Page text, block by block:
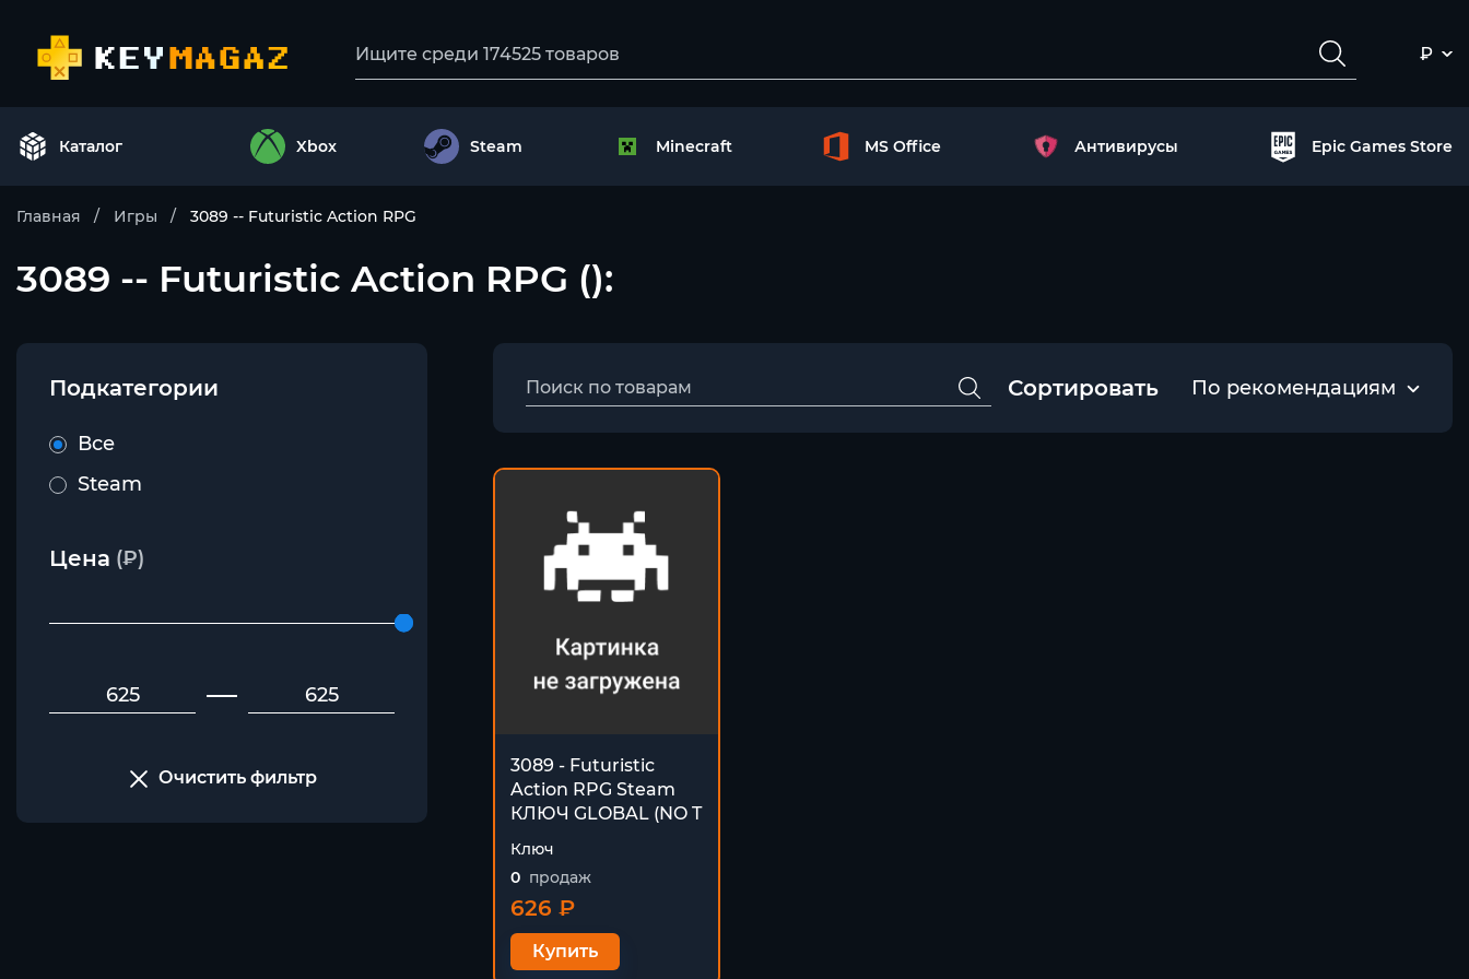
₽
Каталог Xbox Steam Minecraft MS Office Антивирусы Epic Games Store
Главная Игры 3089 -- Futuristic Action RPG
3089 -- Futuristic Action RPG ():
Подкатегории
Все
Steam
Цена (₽)
Очистить фильтр
Сортировать По рекомендациям
3089 - Futuristic
Action RPG Steam
КЛЮЧ GLOBAL (NO T
Ключ
0 продаж
626 ₽
Купить